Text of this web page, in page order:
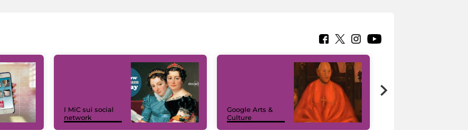
I MiC sui social
network
Google Arts &
Culture